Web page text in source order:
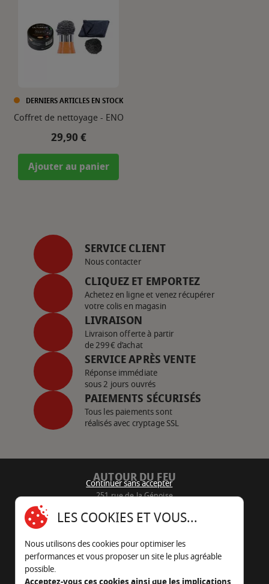
DERNIERS ARTICLES EN STOCK
Coffret de nettoyage - ENO
Prix
29,90 €
Ajouter au panier
SERVICE CLIENT
Nous contacter
CLIQUEZ ET EMPORTEZ
Achetez en ligne et venez récupérer
votre colis en magasin
LIVRAISON
Livraison offerte à partir
de 299€ d’achat
SERVICE APRÈS VENTE
Réponse immédiate
sous 2 jours ouvrés
PAIEMENTS SÉCURISÉS
Tous les paiements sont
réalisés avec cryptage SSL
AUTOUR DU FEU
251 rue de la Génoise
05 45 22 98 09
Nous envoyer un e-mail
Continuer sans accepter
LES COOKIES ET VOUS...
Nous utilisons des cookies pour optimiser les
performances et vous proposer un site le plus agréable
possible.